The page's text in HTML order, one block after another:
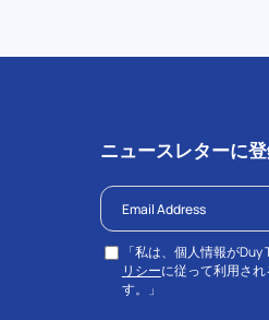
ニュースレターに
「私は、個人情報がDuy
リシーに従って利用さ
す。」